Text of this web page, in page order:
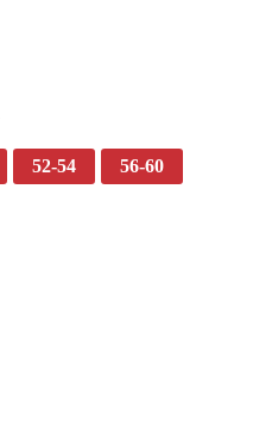
52-54 56-60